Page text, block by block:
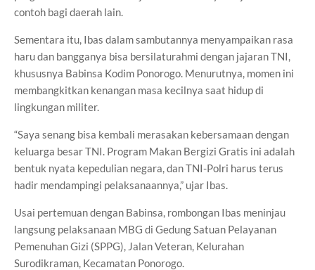
contoh bagi daerah lain.
Sementara itu, Ibas dalam sambutannya menyampaikan rasa
haru dan bangganya bisa bersilaturahmi dengan jajaran TNI,
khususnya Babinsa Kodim Ponorogo. Menurutnya, momen ini
membangkitkan kenangan masa kecilnya saat hidup di
lingkungan militer.
“Saya senang bisa kembali merasakan kebersamaan dengan
keluarga besar TNI. Program Makan Bergizi Gratis ini adalah
bentuk nyata kepedulian negara, dan TNI-Polri harus terus
hadir mendampingi pelaksanaannya,” ujar Ibas.
Usai pertemuan dengan Babinsa, rombongan Ibas meninjau
langsung pelaksanaan MBG di Gedung Satuan Pelayanan
Pemenuhan Gizi (SPPG), Jalan Veteran, Kelurahan
Surodikraman, Kecamatan Ponorogo.